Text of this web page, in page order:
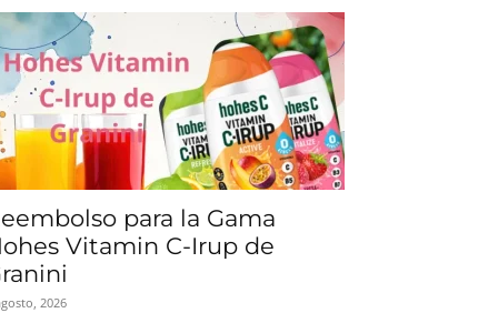
para la Gama
Vitamin C-Irup de
2026